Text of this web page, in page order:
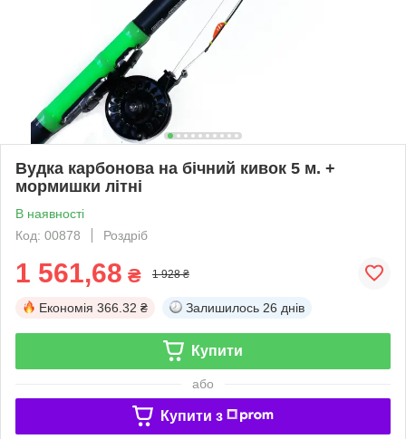
Вудка карбонова на бічний кивок 5 м. +
мормишки літні
В наявності
Код: 00878
Роздріб
1 561,68 ₴ 1 928 ₴
Економія 366.32 ₴ Залишилось 26 днів
Купити
або
Купити з